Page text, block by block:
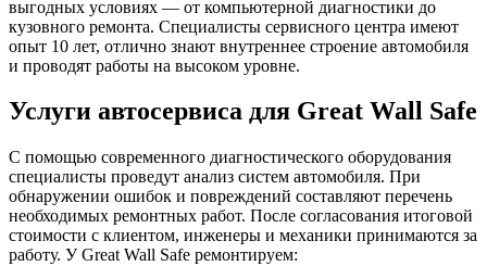
выгодных условиях — от компьютерной диагностики до
кузовного ремонта. Специалисты сервисного центра имеют
опыт 10 лет, отлично знают внутреннее строение автомобиля
и проводят работы на высоком уровне.
Услуги автосервиса для Great Wall Safe
С помощью современного диагностического оборудования
специалисты проведут анализ систем автомобиля. При
обнаружении ошибок и повреждений составляют перечень
необходимых ремонтных работ. После согласования итоговой
стоимости с клиентом, инженеры и механики принимаются за
работу. У Great Wall Safe ремонтируем: